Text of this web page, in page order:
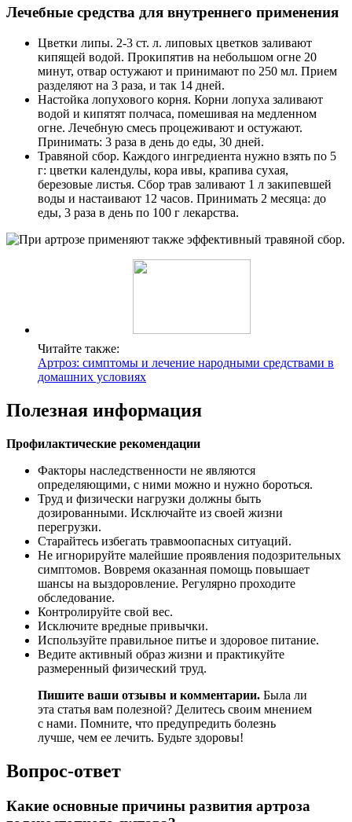
Лечебные средства для внутреннего применения
Цветки липы. 2-3 ст. л. липовых цветков заливают
кипящей водой. Прокипятив на небольшом огне 20
минут, отвар остужают и принимают по 250 мл. Прием
разделяют на 3 раза, и так 14 дней.
Настойка лопухового корня. Корни лопуха заливают
водой и кипятят полчаса, помешивая на медленном
огне. Лечебную смесь процеживают и остужают.
Принимать: 3 раза в день до еды, 30 дней.
Травяной сбор. Каждого ингредиента нужно взять по 5
г: цветки календулы, кора ивы, крапива сухая,
березовые листья. Сбор трав заливают 1 л закипевшей
воды и настаивают 12 часов. Принимать 2 месяца: до
еды, 3 раза в день по 100 г лекарства.
Читайте также:
Артроз: симптомы и лечение народными средствами в
домашних условиях
Полезная информация
Профилактические рекомендации
Факторы наследственности не являются
определяющими, с ними можно и нужно бороться.
Труд и физически нагрузки должны быть
дозированными. Исключайте из своей жизни
перегрузки.
Старайтесь избегать травмоопасных ситуаций.
Не игнорируйте малейшие проявления подозрительных
симптомов. Вовремя оказанная помощь повышает
шансы на выздоровление. Регулярно проходите
обследование.
Контролируйте свой вес.
Исключите вредные привычки.
Используйте правильное питье и здоровое питание.
Ведите активный образ жизни и практикуйте
размеренный физический труд.
Пишите ваши отзывы и комментарии. Была ли
эта статья вам полезной? Делитесь своим мнением
с нами. Помните, что предупредить болезнь
лучше, чем ее лечить. Будьте здоровы!
Вопрос-ответ
Какие основные причины развития артроза